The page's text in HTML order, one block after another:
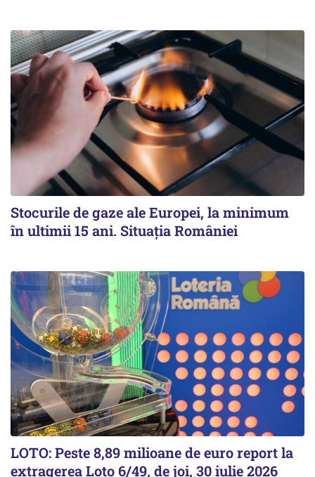
Stocurile de gaze ale Europei, la minimum
în ultimii 15 ani. Situația României
LOTO: Peste 8,89 milioane de euro report la
extragerea Loto 6/49, de joi, 30 iulie 2026